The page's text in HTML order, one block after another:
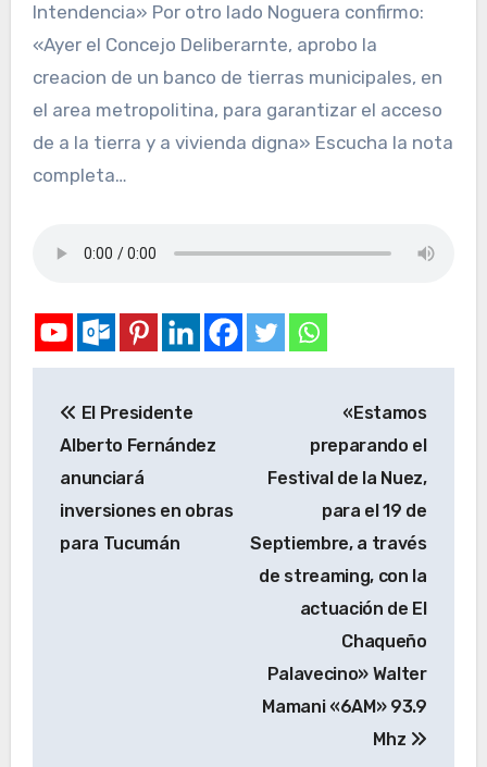
Intendencia» Por otro lado Noguera confirmo:
«Ayer el Concejo Deliberarnte, aprobo la
creacion de un banco de tierras municipales, en
el area metropolitina, para garantizar el acceso
de a la tierra y a vivienda digna» Escucha la nota
completa…
El Presidente
Alberto Fernández
anunciará
inversiones en obras
para Tucumán
«Estamos
preparando el
Festival de la Nuez,
para el 19 de
Septiembre, a través
de streaming, con la
actuación de El
Chaqueño
Palavecino» Walter
Mamani «6AM» 93.9
Mhz